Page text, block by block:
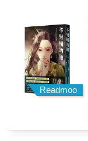
Readmoo